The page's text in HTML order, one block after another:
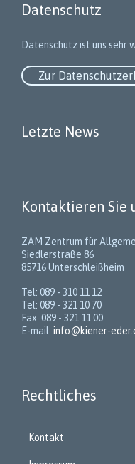
Datenschutz
Datenschutz ist uns sehr
Zur
Letzte News
Kontaktieren Sie
ZAM Zentrum für
Siedlerstraße 86
85716 Unterschleißheim
Tel: 089 - 310 11 12
Tel: 089 - 321 10 70
Fax: 089 - 321 11 00
E-mail: info@kiener-
Rechtliches
Kontakt